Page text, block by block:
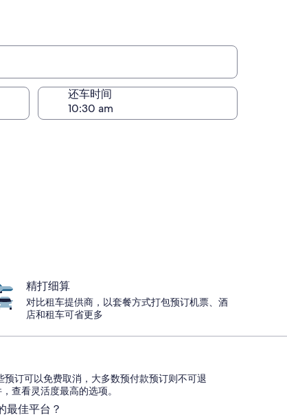
还车时间
精打细算
对比租车提供商，以套餐方式打包预订机票、酒
店和租车可省更多
订可以免费取消，大多数预付款预订则不可退
查看灵活度最高的选项。
最佳平台？